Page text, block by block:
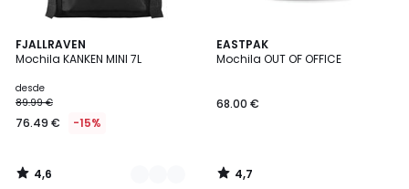
FJALLRAVEN
Mochila KANKEN MINI 7L
desde
89.99 €
76.49 € -15%
4,6
/ 5
4
Colores
4,6
/
EASTPAK
Mochila OUT OF OFFICE
68.00 €
4,7
/ 5
4,7
/